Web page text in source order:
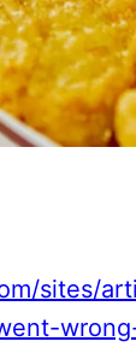
sites/